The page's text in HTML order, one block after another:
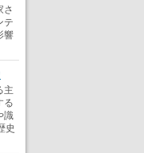
さ
テ
響
主
る
識
史